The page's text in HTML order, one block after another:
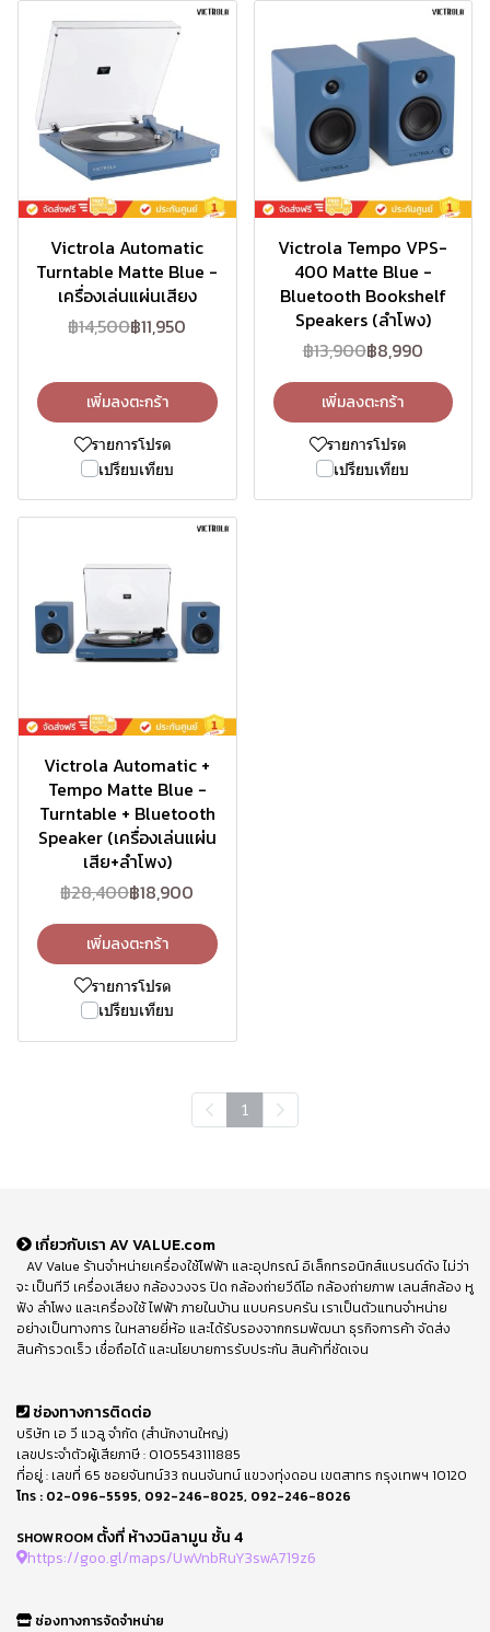
Victrola Automatic
Turntable Matte Blue -
เครื่องเล่นแผ่นเสียง
฿14,500฿11,950
เพิ่มลงตะกร้า
รายการโปรด
เปรียบเทียบ
Victrola Tempo VPS-
400 Matte Blue -
Bluetooth Bookshelf
Speakers (ลำโพง)
฿13,900฿8,990
เพิ่มลงตะกร้า
รายการโปรด
เปรียบเทียบ
Victrola Automatic +
Tempo Matte Blue -
Turntable + Bluetooth
Speaker (เครื่องเล่นแผ่น
เสีย+ลำโพง)
฿28,400฿18,900
เพิ่มลงตะกร้า
รายการโปรด
เปรียบเทียบ
1
เกี่ยวกับเรา AV VALUE.com
AV Value ร้านจำหน่ายเครื่องใช้ไฟฟ้า และอุปกรณ์ อิเล็กทรอนิกส์แบรนด์ดัง ไม่ว่า
จะ เป็นทีวี เครื่องเสียง กล้องวงจร ปิด กล้องถ่ายวีดีโอ กล้องถ่ายภาพ เลนส์กล้อง หู
ฟัง ลำโพง และเครื่องใช้ ไฟฟ้า ภายในบ้าน แบบครบครัน เราเป็นตัวแทนจำหน่าย
อย่างเป็นทางการ ในหลายยี่ห้อ และได้รับรองจากกรมพัฒนา ธุรกิจการค้า จัดส่ง
สินค้ารวดเร็ว เชื่อถือได้ และนโยบายการรับประกัน สินค้าที่ชัดเจน
ช่องทางการติดต่อ
บริษัท เอ วี แวลู จำกัด (สำนักงานใหญ่)
เลขประจำตัวผู้เสียภาษี : 0105543111885
ที่อยู่ : เลขที่ 65 ซอยจันทน์33 ถนนจันทน์ แขวงทุ่งดอน เขตสาทร กรุงเทพฯ 10120
โทร : 02-096-5595, 092-246-8025, 092-246-8026
SHOWROOM ตั้งที่ ห้างวนิลามูน ชั้น 4
https://goo.gl/maps/UwVnbRuY3swA719z6
ช่องทางการจัดจำหน่าย